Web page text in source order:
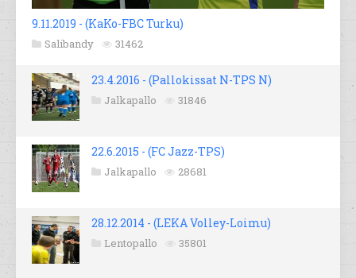
9.11.2019 - (KaKo-FBC Turku)
Salibandy 31462
23.4.2016 - (Pallokissat N-TPS N)
Jalkapallo 31846
22.6.2015 - (FC Jazz-TPS)
Jalkapallo 28681
28.12.2014 - (LEKA Volley-Loimu)
Lentopallo 35801